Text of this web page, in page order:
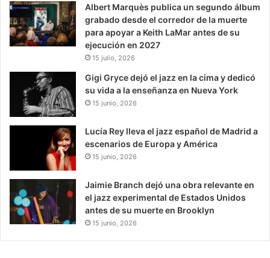
Albert Marquès publica un segundo álbum
grabado desde el corredor de la muerte
para apoyar a Keith LaMar antes de su
ejecución en 2027
15 julio, 2026
Gigi Gryce dejó el jazz en la cima y dedicó
su vida a la enseñanza en Nueva York
15 junio, 2026
Lucía Rey lleva el jazz español de Madrid a
escenarios de Europa y América
15 junio, 2026
Jaimie Branch dejó una obra relevante en
el jazz experimental de Estados Unidos
antes de su muerte en Brooklyn
15 junio, 2026